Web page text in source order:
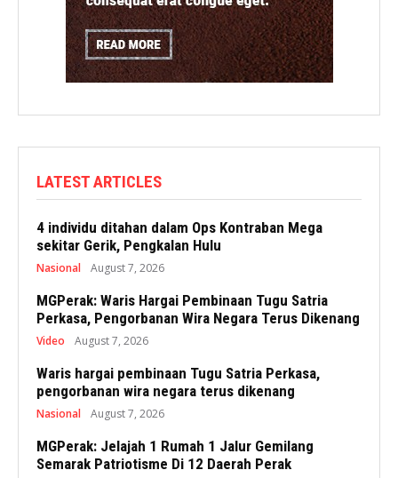
LATEST ARTICLES
4 individu ditahan dalam Ops Kontraban Mega
sekitar Gerik, Pengkalan Hulu
Nasional August 7, 2026
MGPerak: Waris Hargai Pembinaan Tugu Satria
Perkasa, Pengorbanan Wira Negara Terus Dikenang
Video August 7, 2026
Waris hargai pembinaan Tugu Satria Perkasa,
pengorbanan wira negara terus dikenang
Nasional August 7, 2026
MGPerak: Jelajah 1 Rumah 1 Jalur Gemilang
Semarak Patriotisme Di 12 Daerah Perak